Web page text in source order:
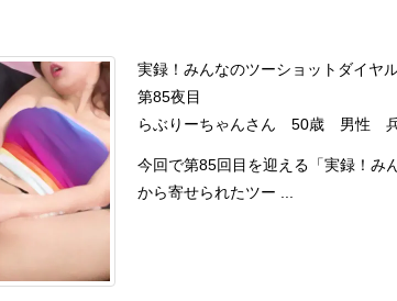
実録！みんなのツーショットダイヤ
第85夜目
らぶりーちゃんさん 50歳 男性
今回で第85回目を迎える「実録！み
から寄せられたツー ...